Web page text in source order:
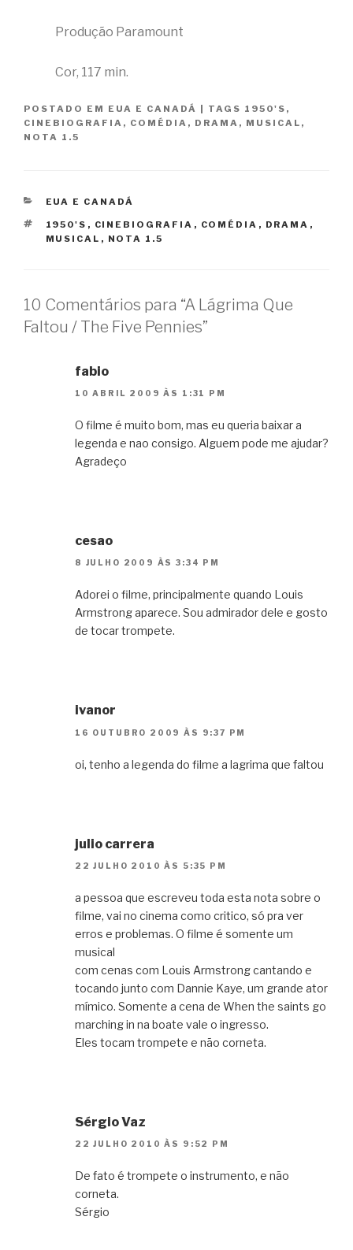
Produção Paramount
Cor, 117 min.
POSTADO EM EUA E CANADÁ | TAGS 1950'S ,
CINEBIOGRAFIA , COMÉDIA , DRAMA , MUSICAL ,
NOTA 1.5
CATEGORIAS
EUA E CANADÁ
TAGS
1950'S , CINEBIOGRAFIA , COMÉDIA , DRAMA ,
MUSICAL , NOTA 1.5
10 Comentários para “A Lágrima Que
Faltou / The Five Pennies”
fabio
10 ABRIL 2009 ÀS 1:31 PM
O filme é muito bom, mas eu queria baixar a
legenda e nao consigo. Alguem pode me ajudar?
Agradeço
cesao
8 JULHO 2009 ÀS 3:34 PM
Adorei o filme, principalmente quando Louis
Armstrong aparece. Sou admirador dele e gosto
de tocar trompete.
ivanor
16 OUTUBRO 2009 ÀS 9:37 PM
oi, tenho a legenda do filme a lagrima que faltou
julio carrera
22 JULHO 2010 ÀS 5:35 PM
a pessoa que escreveu toda esta nota sobre o
filme, vai no cinema como critico, só pra ver
erros e problemas. O filme é somente um
musical
com cenas com Louis Armstrong cantando e
tocando junto com Dannie Kaye, um grande ator
mímico. Somente a cena de When the saints go
marching in na boate vale o ingresso.
Eles tocam trompete e não corneta.
Sérgio Vaz
22 JULHO 2010 ÀS 9:52 PM
De fato é trompete o instrumento, e não
corneta.
Sérgio